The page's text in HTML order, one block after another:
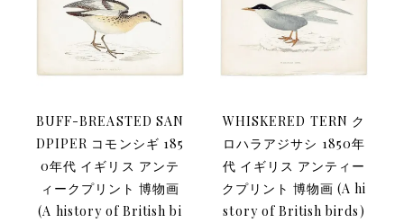
BUFF-BREASTED SAN
DPIPER コモンシギ 185
0年代 イギリス アンテ
ィークプリント 博物画
(A history of British bi
WHISKERED TERN ク
ロハラアジサシ 1850年
代 イギリス アンティー
クプリント 博物画 (A hi
story of British birds)